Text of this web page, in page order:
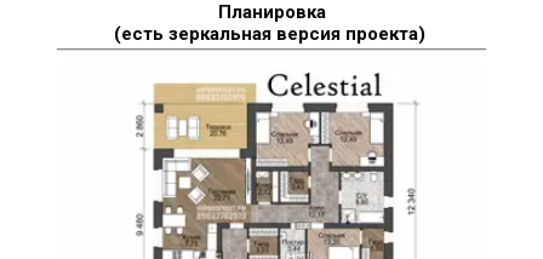
Планировка
(есть зеркальная версия проекта)